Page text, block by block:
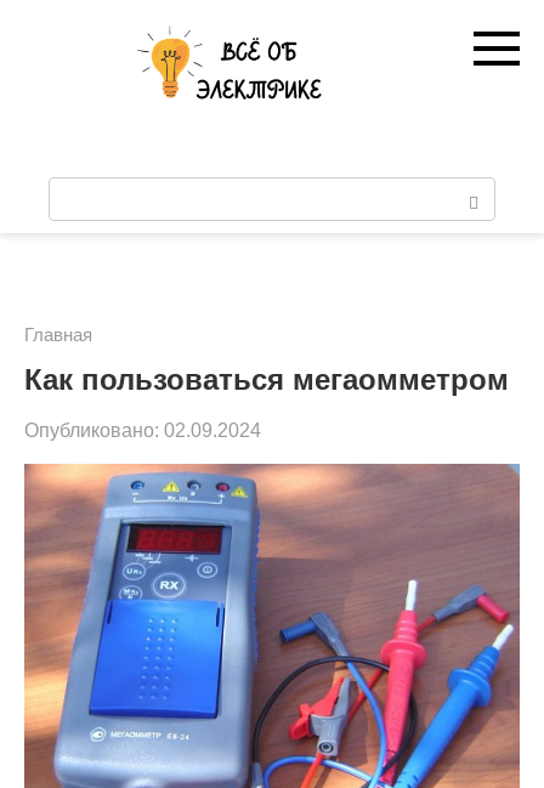
к
Главная
Как пользоваться мегаомметром
Опубликовано: 02.09.2024